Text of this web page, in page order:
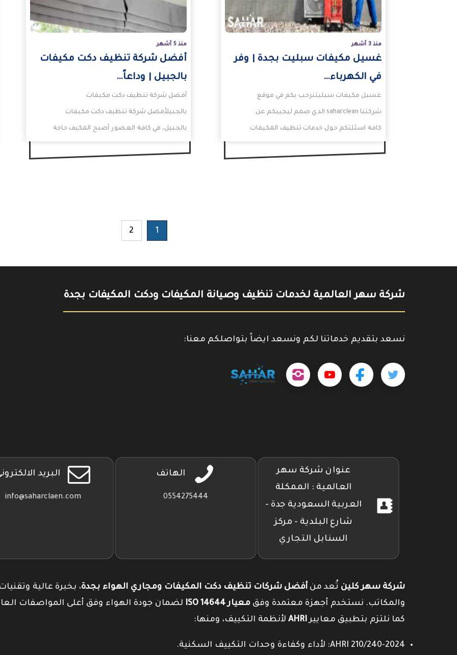
منذ 3 أشهر
غسيل مكيفات سبليت بجدة | وفر
في الكهرباء…
غسيل مكيفات سبليتنرحب بكم في موقع
شركتنا saharclean الذي صمم ليجيبكم عن
كافة اسئلتكم حول خدمات تنظيف المكيفات
منذ 5 أشهر
أفضل شركة تنظيف دكت مكيفات
بالجبيل | وداعاً…
أفضل شركة تنظيف دكت مكيفات
بالجبيلأفضل شركة تنظيف دكت مكيفات
بالجبيل، في كافة العصور أصبح المكيف حاجة
1
2
شركة سهر العالمية لخدمات تنظيف وصيانة المكيفات ودكت المكيفات بجدة
نسعد بتقديم خدماتنا لكم ونسعد ايضاً بتواصلكم معنا:
تابعنا تابعنا https://www.youtube.com/@sahar4046
تابعنا
عنوان شركة سهر
العالمية : الممكلة
العربية السعودية جدة -
شارع البلدية - مركز
السنابل التجاري
الهاتف
0554275444
البريد
info@saharclaen.com
شركة سهر كلين تُعد من أفضل شركات تنظيف دكت المكيفات ومجاري الهواء بجدة، بخبرة عالية
والمكاتب. نستخدم أجهزة معتمدة وفق معيار ISO 14644
لضمان جودة الهواء وفق أعلى المواصفات
كما نلتزم بتطبيق معاييرAHRI لأنظمة التكييف، ومنها:
AHRI 210/240-2024: لأداء وكفاءة وحدات التكييف السكنية.